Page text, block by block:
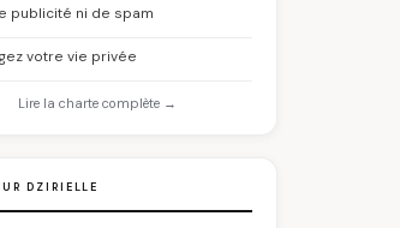
publicité ni de spam
votre vie privée
Lire la charte complète →
DZIRIELLE